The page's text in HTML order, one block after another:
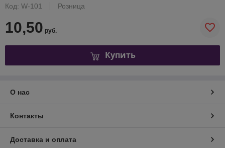
Код: W-101
Розница
10,50 руб.
Купить
О нас
Контакты
Доставка и оплата